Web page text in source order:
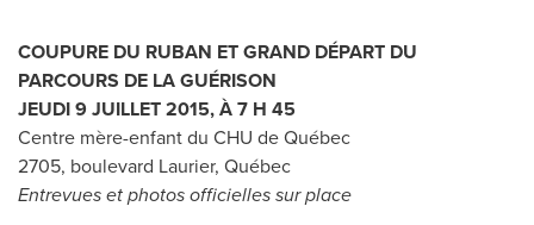
COUPURE DU RUBAN ET GRAND DÉPART DU
PARCOURS DE LA GUÉRISON
JEUDI 9 JUILLET 2015, À 7 H 45
Centre mère-enfant du CHU de Québec
2705, boulevard Laurier, Québec
Entrevues et photos officielles sur place